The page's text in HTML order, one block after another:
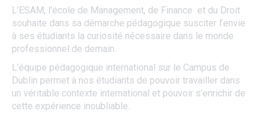
L’ESAM, l'école de Management, de Finance et du Droit
souhaite dans sa démarche pédagogique susciter l’envie
à ses étudiants la curiosité nécessaire dans le monde
professionnel de demain.
L’équipe pédagogique international sur le Campus de
Dublin permet à nos étudiants de pouvoir travailler dans
un véritable contexte international et pouvoir s’enrichir de
cette expérience inoubliable.